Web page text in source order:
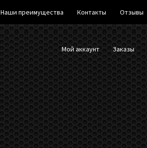
Мой аккаунт Заказы
Наши преимущества Контакты Отзывы